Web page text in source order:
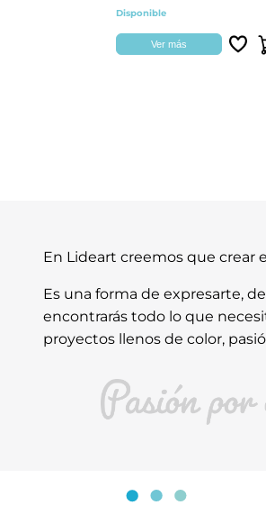
Disponible
Ver más
En Lideart creemos que crear
Es una forma de expresarte,
encontrarás todo lo que
proyectos llenos de color,